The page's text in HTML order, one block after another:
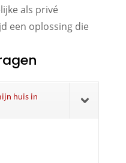
als privé
een oplossing die
huis in